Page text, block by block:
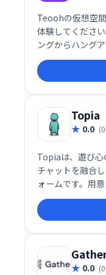
Teoohの仮想空
体験してくださ
ングからハング
た最適な部屋を
互いの部屋にい
Topia
0.0
Topiaは、遊び心
チャットを融合
ォームです。用
で、自分だけの
ッドキャスト、
ーチャル空間が
造し、新たなコ
う。
0.0